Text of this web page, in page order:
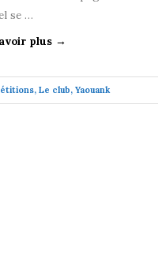
se …
plus →
, Le club, Yaouank